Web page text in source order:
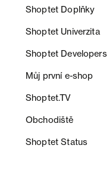
Shoptet Doplňky
Shoptet Univerzita
Shoptet Developers
Můj první e-shop
Shoptet.TV
Obchodiště
Shoptet Status